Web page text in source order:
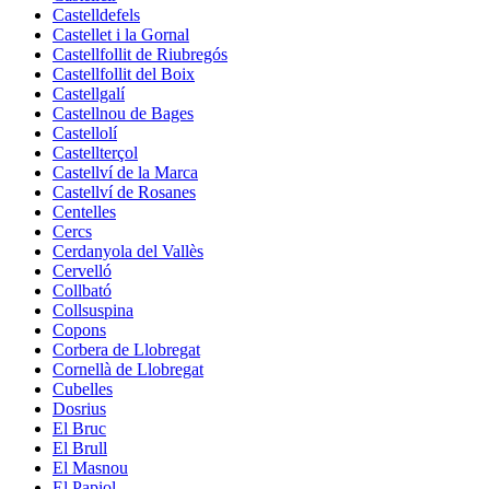
Castelldefels
Castellet i la Gornal
Castellfollit de Riubregós
Castellfollit del Boix
Castellgalí
Castellnou de Bages
Castellolí
Castellterçol
Castellví de la Marca
Castellví de Rosanes
Centelles
Cercs
Cerdanyola del Vallès
Cervelló
Collbató
Collsuspina
Copons
Corbera de Llobregat
Cornellà de Llobregat
Cubelles
Dosrius
El Bruc
El Brull
El Masnou